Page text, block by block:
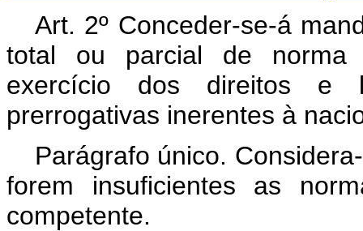
Art. 2º Conceder-se-á
total ou parcial de norma
exercício dos direitos e
prerrogativas inerentes à
Parágrafo único.
forem insuficientes as
competente.